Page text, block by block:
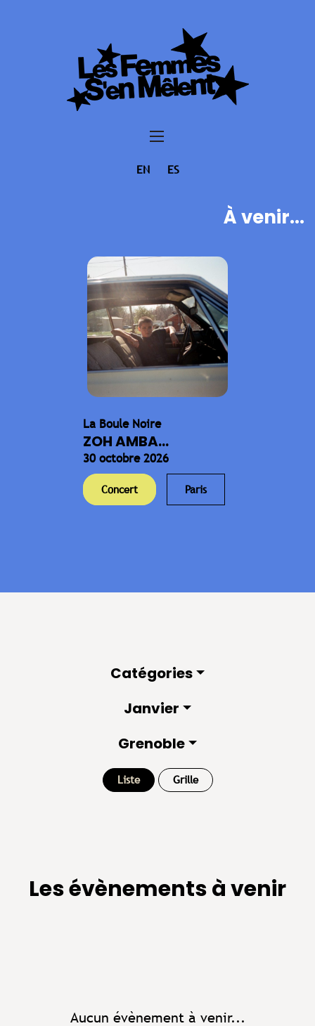
EN ES
À venir...
La Boule Noire
ZOH AMBA...
30 octobre 2026
Concert Paris
Catégories
Janvier
Grenoble
Liste Grille
Les évènements à venir
Aucun évènement à venir...